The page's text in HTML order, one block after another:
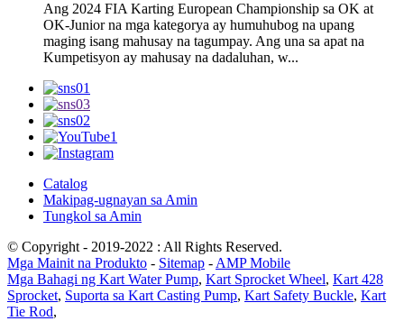
Ang 2024 FIA Karting European Championship sa OK at
OK-Junior na mga kategorya ay humuhubog na upang
maging isang mahusay na tagumpay. Ang una sa apat na
Kumpetisyon ay mahusay na dadaluhan, w...
Catalog
Makipag-ugnayan sa Amin
Tungkol sa Amin
© Copyright - 2019-2022 : All Rights Reserved.
Mga Mainit na Produkto - Sitemap - AMP Mobile
Mga Bahagi ng Kart Water Pump, Kart Sprocket Wheel, Kart 428
Sprocket, Suporta sa Kart Casting Pump, Kart Safety Buckle, Kart
Tie Rod,